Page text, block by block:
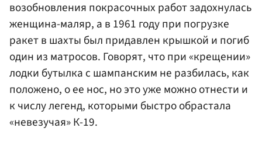
возобновления покрасочных работ задохнулась
женщина-маляр, а в 1961 году при погрузке
ракет в шахты был придавлен крышкой и погиб
один из матросов. Говорят, что при «крещении»
лодки бутылка с шампанским не разбилась, как
положено, о ее нос, но это уже можно отнести и
к числу легенд, которыми быстро обрастала
«невезучая» К-19.